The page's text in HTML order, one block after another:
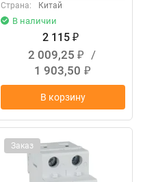
Страна:
Китай
В наличии
2 115 ₽
2 009,25 ₽
/
1 903,50 ₽
В корзину
Заказ